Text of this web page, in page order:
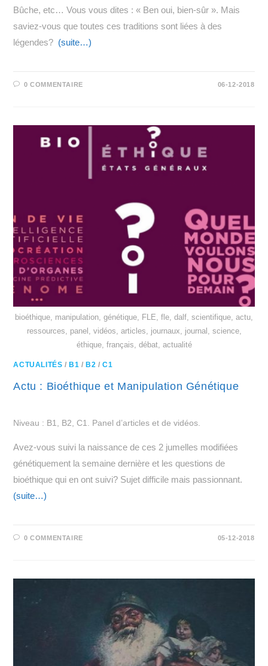
Bûche, etc… Vous vous dites : « Ben oui, bien-sûr ». Mais
saviez-vous que toutes ces traditions sont liées à des
légendes? (suite…)
0 COMMENTAIRE 06-12-2018
bioéthique, manipulation, génétique, FLE, fle, dalf, scientifique, actu,
ressources, panel, vidéos, articles, journaux, journal, science,
éthique, français, débat, actualité
ACTUALITÉS / B1 / B2 /C1
Actu : Bioéthique et Manipulation Génétique
Niveau : B1, B2, C1. Panel d’articles et de vidéos.
Avez-vous suivi la naissance de ces 2 jumelles modifiées
génétiquement la semaine dernière et les questions de
bioéthique qui en ont suivi? Sujet difficile mais passionnant.
(suite…)
0 COMMENTAIRE 05-12-2018